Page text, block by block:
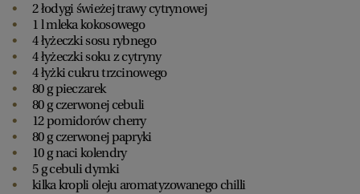
2 łodygi świeżej trawy cytrynowej
1 l mleka kokosowego
4 łyżeczki sosu rybnego
4 łyżeczki soku z cytryny
4 łyżki cukru trzcinowego
80 g pieczarek
80 g czerwonej cebuli
12 pomidorów cherry
80 g czerwonej papryki
10 g naci kolendry
5 g cebuli dymki
kilka kropli oleju aromatyzowanego chilli